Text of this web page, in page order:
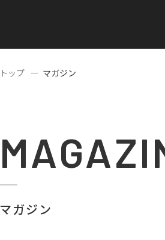
トップ マガジン
マガジン